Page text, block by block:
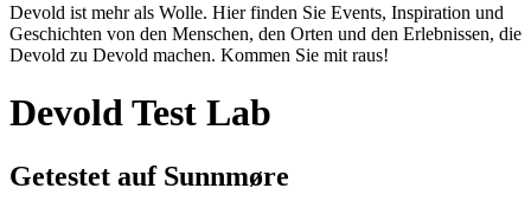
Devold ist mehr als Wolle. Hier finden Sie Events, Inspiration und
Geschichten von den Menschen, den Orten und den Erlebnissen, die
Devold zu Devold machen. Kommen Sie mit raus!
Devold Test Lab
Getestet auf Sunnmøre